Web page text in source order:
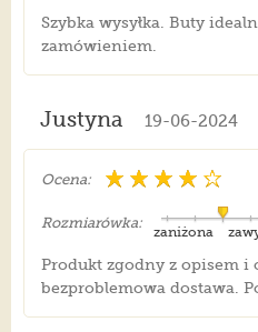
Szybka wysyłka. Buty
zamówieniem.
Justyna 19-06-2024
Ocena:
Rozmiarówka:
zaniżona
Produkt zgodny z opisem i
bezproblemowa dostawa.